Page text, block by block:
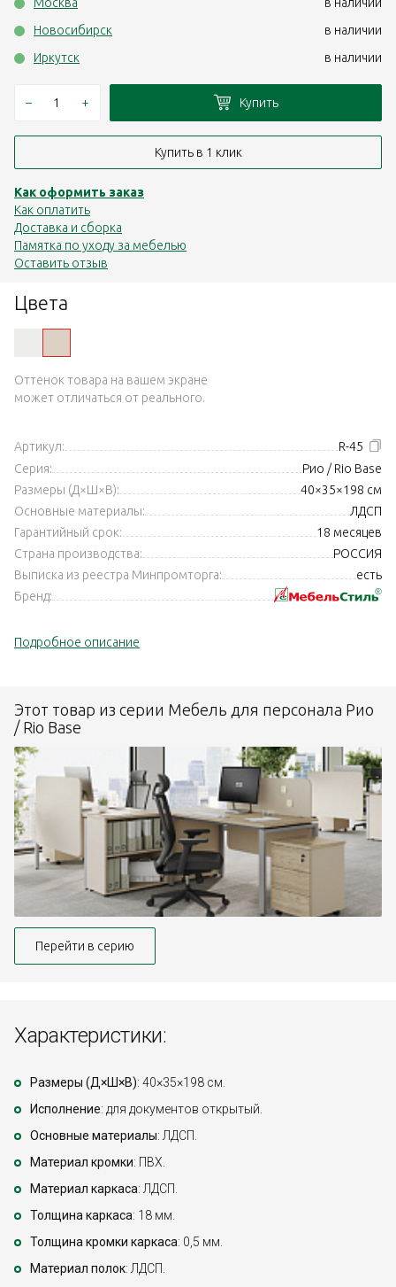
Цвета
Оттенок товара на вашем экране
может отличаться от реального.
Артикул:
R-45
Серия:
Рио / Rio Base
Размеры (Д×Ш×В):
40×35×198 см
Основные материалы:
ЛДСП
Гарантийный срок:
18 месяцев
Страна производства:
РОССИЯ
Выписка из реестра Минпромторга:
есть
Бренд:
Подробное описание
Новосибирск
в наличии
Иркутск
в наличии
– + Купить
Купить в 1 клик
Как оформить заказ
Как оплатить
Доставка и сборка
Памятка по уходу за мебелью
Оставить отзыв
Этот товар из серии Мебель для персонала Рио
/ Rio Base
Перейти в серию
Характеристики:
Размеры (Д×Ш×В): 40×35×198 см.
Исполнение: для документов открытый.
Основные материалы: ЛДСП.
Материал кромки: ПВХ.
Материал каркаса: ЛДСП.
Толщина каркаса: 18 мм.
Толщина кромки каркаса: 0,5 мм.
Материал полок: ЛДСП.